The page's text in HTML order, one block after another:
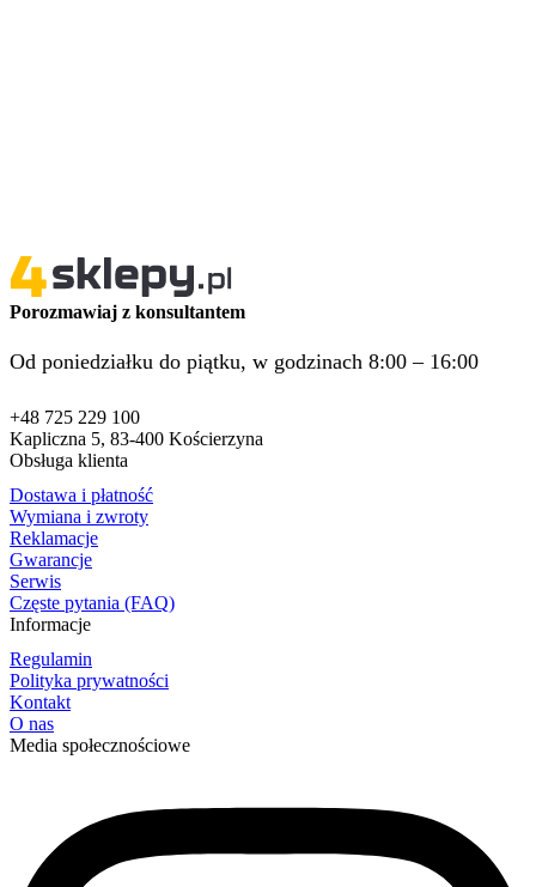
Porozmawiaj z konsultantem
Od poniedziałku do piątku, w godzinach 8:00 – 16:00
+48 725 229 100
Kapliczna 5, 83-400 Kościerzyna
Obsługa klienta
Dostawa i płatność
Wymiana i zwroty
Reklamacje
Gwarancje
Serwis
Częste pytania (FAQ)
Informacje
Regulamin
Polityka prywatności
Kontakt
O nas
Media społecznościowe